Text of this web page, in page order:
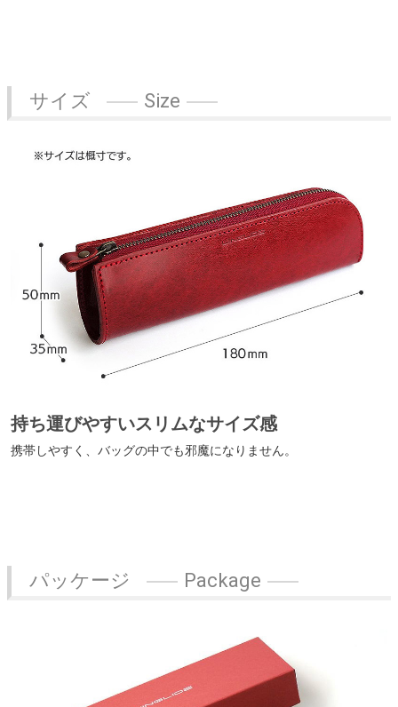
サイズ Size
持ち運びやすいスリムなサイズ感
携帯しやすく、バッグの中でも邪魔になりません。
パッケージ Package